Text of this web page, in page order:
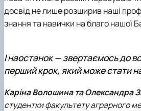
досвід не лише розширив наші
знання та навички на благо нашої
І наостанок — звертаємось до
перший крок, який може стати
Каріна Волошина та Олександра
студентки факультету аграрного